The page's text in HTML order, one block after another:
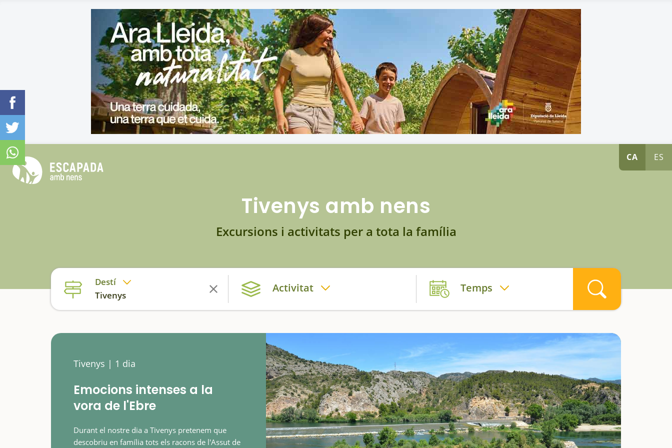
CA ES
Tivenys amb nens
Excursions i activitats per a tota la família
Destí
Tivenys
Activitat Temps
Tivenys | 1 dia
Emocions intenses a la
vora de l'Ebre
Durant el nostre dia a Tivenys pretenem que
descobriu en família tots els racons de l'Assut de